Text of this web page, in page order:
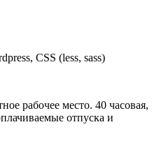
CSS (less, sass)
рабочее место. 40 часовая,
отпуска и